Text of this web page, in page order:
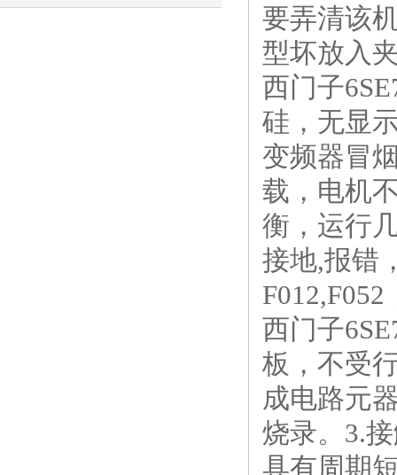
要弄清该
型坏放入
西门子
硅，无显
变频器冒
载，电机
衡，运行
接地,报错
西门子
板，不受
成电路元
烧录。3.
具有周期